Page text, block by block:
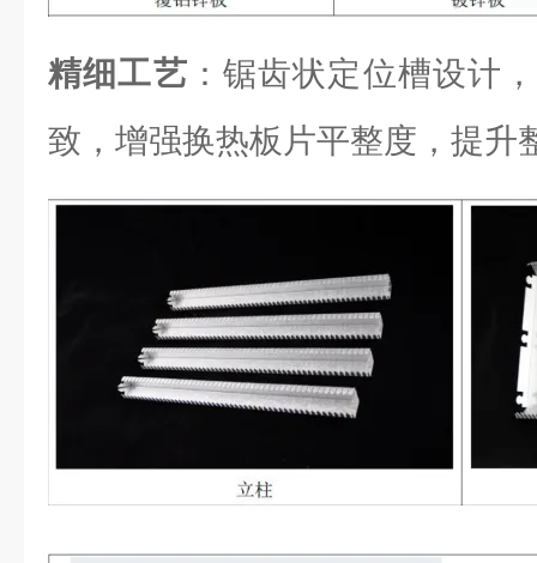
精细工艺 ：锯齿状定位槽设计
致，增强换热板片平整度，提升